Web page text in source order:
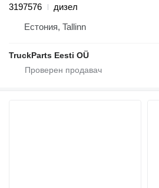
3197576
дизел
Естония, Tallinn
TruckParts Eesti OÜ